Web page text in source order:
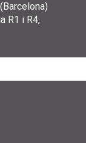
R1 i R4,